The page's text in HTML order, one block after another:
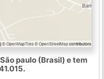
paulo (Brasil) e tem